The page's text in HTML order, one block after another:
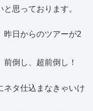
思っております。
昨日からのツアーが2
倒し、超前倒し！
ネタ仕込まなきゃいけ